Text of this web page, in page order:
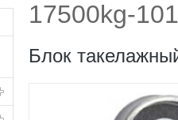
17500kg-
Блок